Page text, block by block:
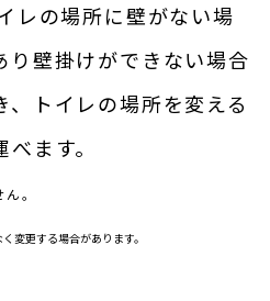
レの場所に壁がない場
り壁掛けができない場合
トイレの場所を変える
ます。
。
変更する場合があります。